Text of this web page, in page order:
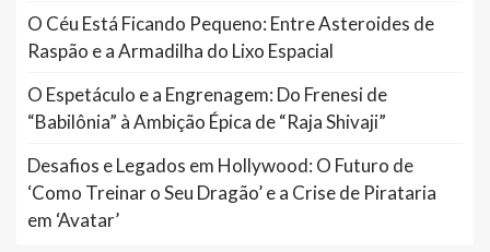
O Céu Está Ficando Pequeno: Entre Asteroides de
Raspão e a Armadilha do Lixo Espacial
O Espetáculo e a Engrenagem: Do Frenesi de
“Babilônia” à Ambição Épica de “Raja Shivaji”
Desafios e Legados em Hollywood: O Futuro de
‘Como Treinar o Seu Dragão’ e a Crise de Pirataria
em ‘Avatar’